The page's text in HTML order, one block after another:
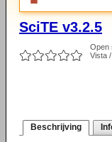
SciTE v3.2.5
Open
Vista
Beschrijving